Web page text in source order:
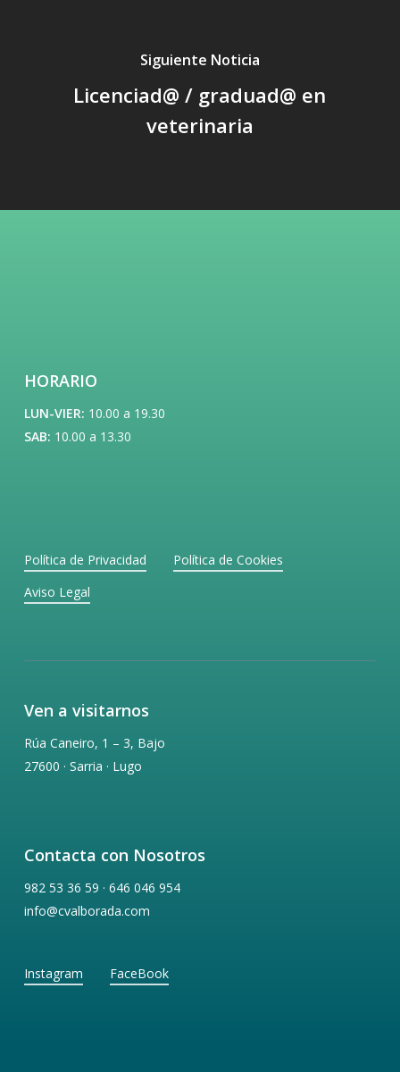
Siguiente Noticia
Licenciad@ / graduad@ en
veterinaria
HORARIO
LUN-VIER: 10.00 a 19.30
SAB: 10.00 a 13.30
Política de Privacidad
Política de Cookies
Aviso Legal
Ven a visitarnos
Rúa Caneiro, 1 – 3, Bajo
27600 · Sarria · Lugo
Contacta con Nosotros
982 53 36 59 · 646 046 954
info@cvalborada.com
Instagram FaceBook